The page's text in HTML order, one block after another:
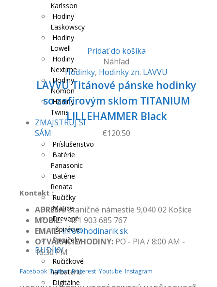
Karlsson
Hodiny
Laskowscy
Hodiny
Lowell
Hodiny
Nextime
Hodiny
Nomon
Hodiny
Twins
ZMAJSTRUJ SI
SÁM
Príslušenstvo
Batérie
Panasonic
Batérie
Renata
Ručičky
Matice
Drevené
inšpirácie
Strojčeky
BUDÍKY
Ručičkové
na batériu
Digitálne
Pridať do košíka
Náhľad
Hodinky, Hodinky zn. LAVVU
LAVVU Titánové pánske hodinky
so zafírovým sklom TITANIUM
LILLEHAMMER Black
€120.50
Kontakt :
ADRESA:Staničné námestie 9,040 02 Košice
MOBIL:+421 903 685 767
EMAIL:info@hodinarik.sk
OTVÁRACIE HODINY: PO - PIA / 8:00 AM -
16:30 PM
Facebook Twitter Pinterest Youtube Instagram